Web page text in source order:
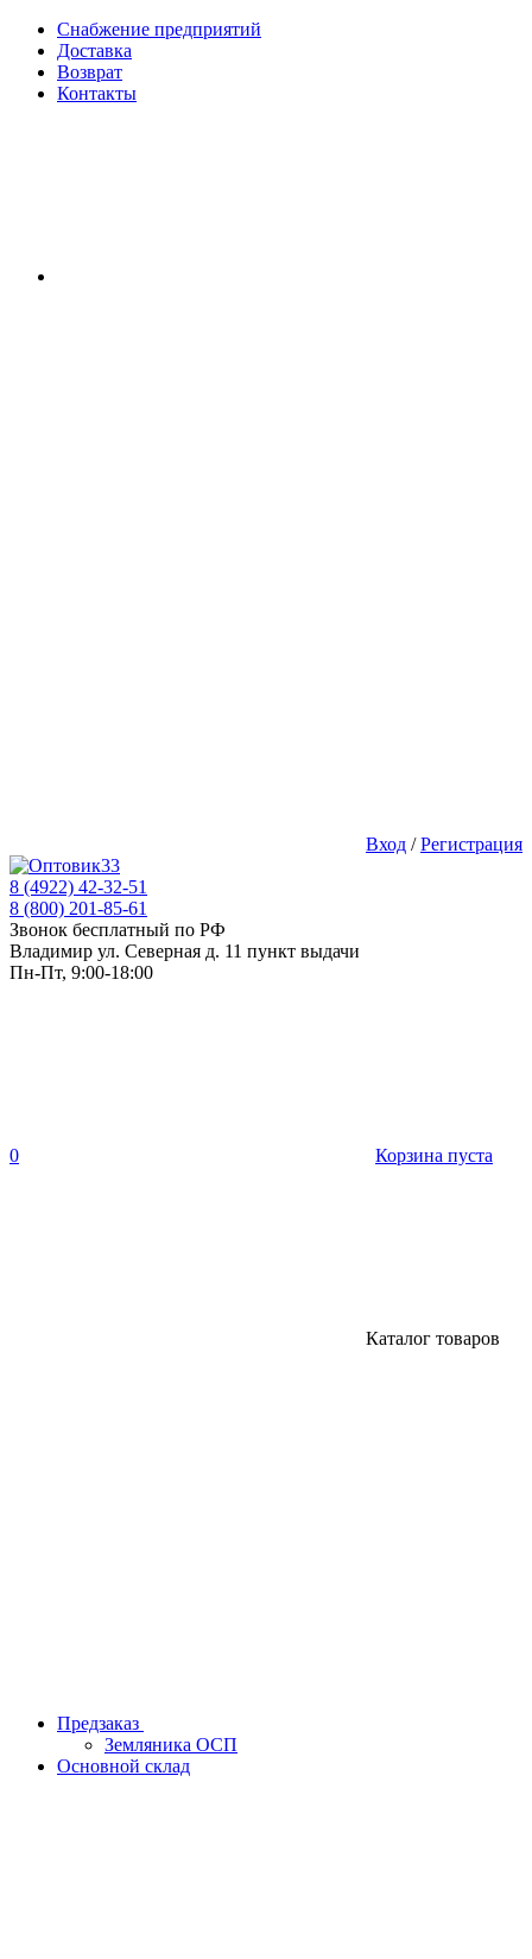
Снабжение предприятий
Доставка
Возврат
Контакты
Вход /Регистрация
8 (4922) 42-32-51
8 (800) 201-85-61
Звонок бесплатный по РФ
Владимир ул. Северная д. 11 пункт выдачи
Пн-Пт, 9:00-18:00
0 Корзина пуста
Каталог товаров
Предзаказ
Земляника ОСП
Основной склад